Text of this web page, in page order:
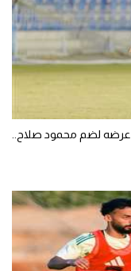
عرضه لضم محمود صلاح..